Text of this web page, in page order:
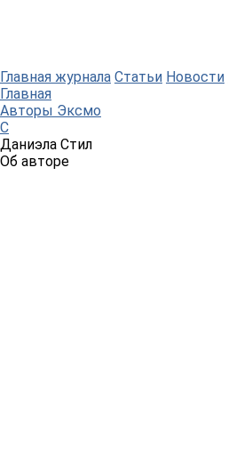
Главная журнала Статьи Новости
Главная
Авторы Эксмо
С
Даниэла Стил
Об авторе